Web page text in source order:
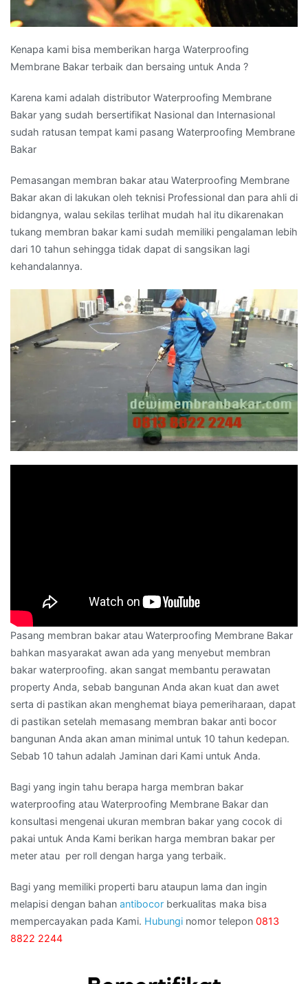
Kenapa kami bisa memberikan harga Waterproofing
Membrane Bakar terbaik dan bersaing untuk Anda ?
Karena kami adalah distributor Waterproofing Membrane
Bakar yang sudah bersertifikat Nasional dan Internasional
sudah ratusan tempat kami pasang Waterproofing Membrane
Bakar
Pemasangan membran bakar atau Waterproofing Membrane
Bakar akan di lakukan oleh teknisi Professional dan para ahli di
bidangnya, walau sekilas terlihat mudah hal itu dikarenakan
tukang membran bakar kami sudah memiliki pengalaman lebih
dari 10 tahun sehingga tidak dapat di sangsikan lagi
kehandalannya.
Pasang membran bakar atau Waterproofing Membrane Bakar
bahkan masyarakat awan ada yang menyebut membran
bakar waterproofing. akan sangat membantu perawatan
property Anda, sebab bangunan Anda akan kuat dan awet
serta di pastikan akan menghemat biaya pemeriharaan, dapat
di pastikan setelah memasang membran bakar anti bocor
bangunan Anda akan aman minimal untuk 10 tahun kedepan.
Sebab 10 tahun adalah Jaminan dari Kami untuk Anda.
Bagi yang ingin tahu berapa harga membran bakar
waterproofing atau Waterproofing Membrane Bakar dan
konsultasi mengenai ukuran membran bakar yang cocok di
pakai untuk Anda Kami berikan harga membran bakar per
meter atau per roll dengan harga yang terbaik.
Bagi yang memiliki properti baru ataupun lama dan ingin
melapisi dengan bahan antibocor berkualitas maka bisa
mempercayakan pada Kami. Hubungi nomor telepon 0813
8822 2244